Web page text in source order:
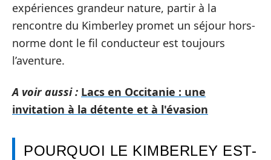
expériences grandeur nature, partir à la
rencontre du Kimberley promet un séjour hors-
norme dont le fil conducteur est toujours
l’aventure.
A voir aussi : Lacs en Occitanie : une
invitation à la détente et à l'évasion
POURQUOI LE KIMBERLEY EST-